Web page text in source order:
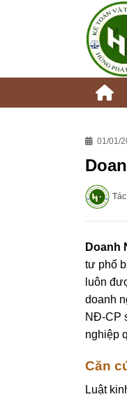
01/01/
Doanh
tư phổ
luôn
doanh
NĐ-CP
nghiệp
Căn
Luật